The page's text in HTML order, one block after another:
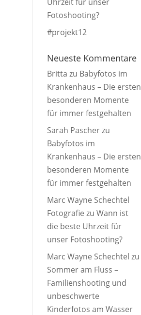
Fotoshooting?
#projekt12
Neueste Kommentare
Britta zu Babyfotos im
Krankenhaus – Die ersten
besonderen Momente
für immer festgehalten
Sarah Pascherzu
Babyfotos im
Krankenhaus – Die ersten
besonderen Momente
für immer festgehalten
Marc Wayne Schechtel
Fotografie zuWann ist
die beste Uhrzeit für
unser Fotoshooting?
Marc Wayne Schechtel zu
Sommer am Fluss –
Familienshooting und
unbeschwerte
Kinderfotos am Wasser